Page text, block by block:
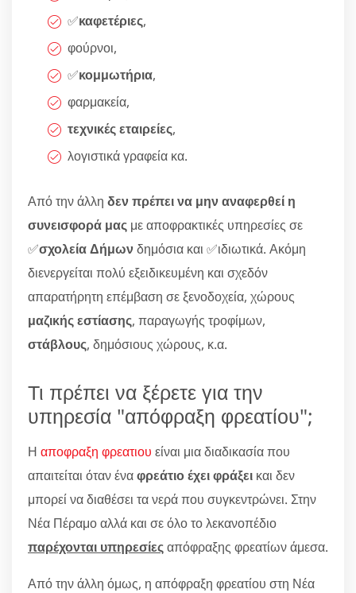
✅καφετέριες,
φούρνοι,
✅κομμωτήρια,
φαρμακεία,
τεχνικές εταιρείες,
λογιστικά γραφεία κα.
Από την άλλη δεν πρέπει να μην αναφερθεί η
συνεισφορά μας με αποφρακτικές υπηρεσίες σε
✅σχολεία Δήμωνδημόσια και ✅ιδιωτικά. Ακόμη
διενεργείται πολύ εξειδικευμένη και σχεδόν
απαρατήρητη επέμβαση σε ξενοδοχεία, χώρους
μαζικής εστίασης, παραγωγής τροφίμων,
στάβλους, δημόσιους χώρους, κ.α.
Τι πρέπει να ξέρετε για την
υπηρεσία "απόφραξη φρεατίου";
Η αποφραξη φρεατιου είναι μια διαδικασία που
απαιτείται όταν έναφρεάτιο έχει φράξει και δεν
μπορεί να διαθέσει τα νερά που συγκεντρώνει. Στην
Νέα Πέραμο αλλά και σε όλο το λεκανοπέδιο
παρέχονται υπηρεσίεςαπόφραξης φρεατίων άμεσα.
Από την άλλη όμως, η απόφραξη φρεατίου στη Νέα